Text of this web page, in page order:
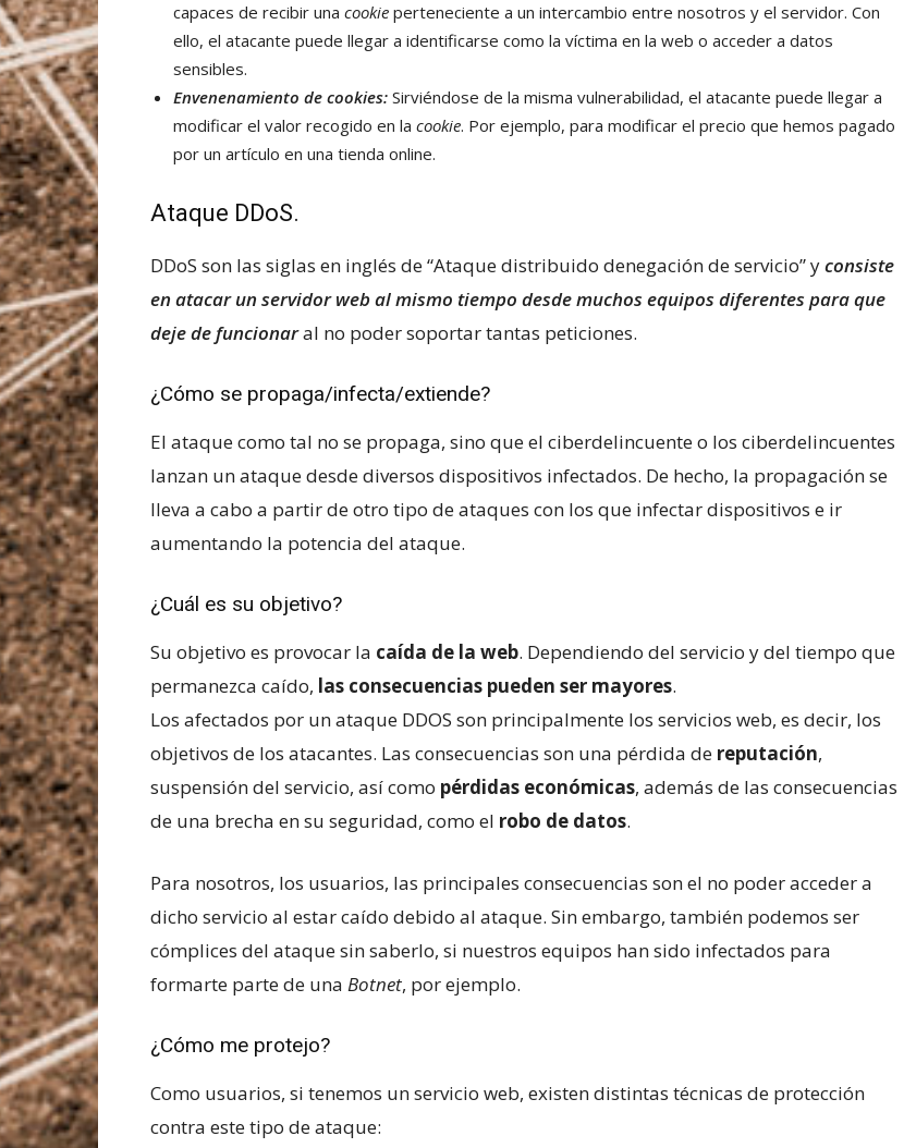
capaces de recibir una cookie perteneciente a un intercambio entre nosotros y el servidor. Con
ello, el atacante puede llegar a identificarse como la víctima en la web o acceder a datos
sensibles.
Envenenamiento de cookies: Sirviéndose de la misma vulnerabilidad, el atacante puede llegar a
modificar el valor recogido en la cookie. Por ejemplo, para modificar el precio que hemos pagado
por un artículo en una tienda online.
Ataque DDoS.
DDoS son las siglas en inglés de “Ataque distribuido denegación de servicio” yconsiste
en atacar un servidor web al mismo tiempo desde muchos equipos diferentes para que
deje de funcionaral no poder soportar tantas peticiones.
¿Cómo se propaga/infecta/extiende?
El ataque como tal no se propaga, sino que el ciberdelincuente o los ciberdelincuentes
lanzan un ataque desde diversos dispositivos infectados. De hecho, la propagación se
lleva a cabo a partir de otro tipo de ataques con los que infectar dispositivos e ir
aumentando la potencia del ataque.
¿Cuál es su objetivo?
Su objetivo es provocar la caída de la web. Dependiendo del servicio y del tiempo que
permanezca caído, las consecuencias pueden ser mayores.
Los afectados por un ataque DDOS son principalmente los servicios web, es decir, los
objetivos de los atacantes. Las consecuencias son una pérdida de reputación,
suspensión del servicio, así como pérdidas económicas, además de las consecuencias
de una brecha en su seguridad, como el robo de datos.
Para nosotros, los usuarios, las principales consecuencias son el no poder acceder a
dicho servicio al estar caído debido al ataque. Sin embargo, también podemos ser
cómplices del ataque sin saberlo, si nuestros equipos han sido infectados para
formarte parte de una Botnet, por ejemplo.
¿Cómo me protejo?
Como usuarios, si tenemos un servicio web, existen distintas técnicas de protección
contra este tipo de ataque: